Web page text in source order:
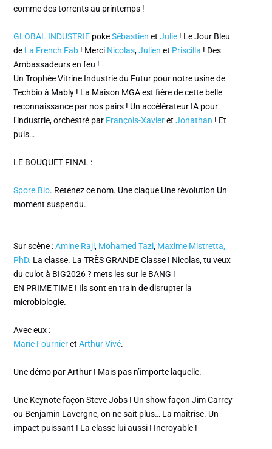
comme des torrents au printemps !
GLOBAL INDUSTRIE pokeSébastien etJulie ! Le Jour Bleu
de La French Fab ! Merci Nicolas,Julien et Priscilla ! Des
Ambassadeurs en feu !
Un Trophée Vitrine Industrie du Futur pour notre usine de
Techbio à Mably ! La Maison MGA est fière de cette belle
reconnaissance par nos pairs ! Un accélérateur IA pour
l’industrie, orchestré par François-XavieretJonathan ! Et
puis…
LE BOUQUET FINAL :
Spore.Bio. Retenez ce nom. Une claque Une révolution Un
moment suspendu.
Sur scène :Amine Raji, Mohamed Tazi, Maxime Mistretta,
PhD. La classe. La TRÈS GRANDE Classe ! Nicolas, tu veux
du culot à BIG2026 ? mets les sur le BANG !
EN PRIME TIME ! Ils sont en train de disrupter la
microbiologie.
Avec eux :
Marie FournieretArthur Vivé.
Une démo par Arthur ! Mais pas n’importe laquelle.
Une Keynote façon Steve Jobs ! Un show façon Jim Carrey
ou Benjamin Lavergne, on ne sait plus… La maîtrise. Un
impact puissant ! La classe lui aussi ! Incroyable !